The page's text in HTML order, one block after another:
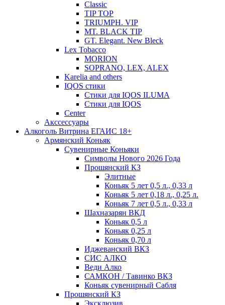
Classic
TIP TOP
TRIUMPH. VIP
MT. BLACK TIP
GT. Elegant. New Bleck
Lex Tobacco
MORION
SOPRANO, LEX, ALEX
Karelia and others
IQOS стики
Стики для IQOS ILUMA
Стики для IQOS
Сenter
Акссессуары
Алкоголь Витрина ЕГАИС 18+
Армянский Коньяк
Сувенирные Коньяки
Символы Нового 2026 Года
Прошянский КЗ
Элитные
Коньяк 5 лет 0,5 л., 0,33 л
Коньяк 5 лет 0,18 л., 0,25 л.
Коньяк 7 лет 0,5 л., 0,33 л
Шахназарян ВКД
Коньяк 0,5 л
Коньяк 0,25 л
Коньяк 0,70 л
Иджеванский ВКЗ
СИС АЛКО
Веди Алко
САМКОН / Тавинко ВКЗ
Коньяк сувенирный Сабля
Прошянский КЗ
Эксклюзив